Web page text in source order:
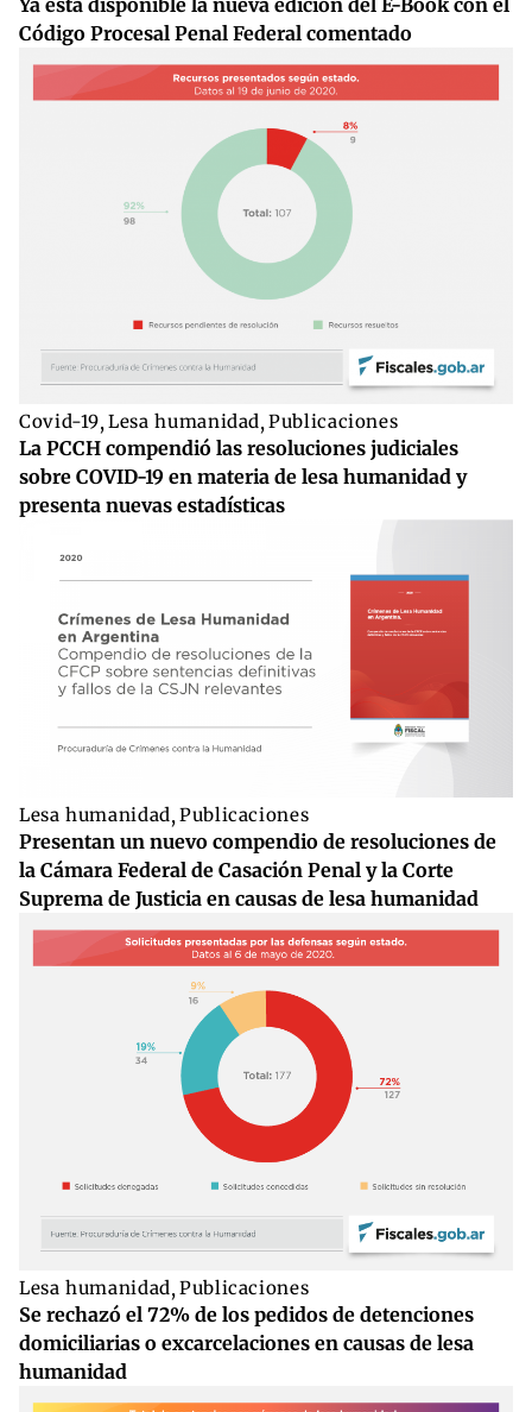
Ya está disponible la nueva edición del E-Book con el
Código Procesal Penal Federal comentado
Covid-19,Lesa humanidad,Publicaciones
La PCCH compendió las resoluciones judiciales
sobre COVID-19 en materia de lesa humanidad y
presenta nuevas estadísticas
Lesa humanidad,Publicaciones
Presentan un nuevo compendio de resoluciones de
la Cámara Federal de Casación Penal y la Corte
Suprema de Justicia en causas de lesa humanidad
Lesa humanidad, Publicaciones
Se rechazó el 72% de los pedidos de detenciones
domiciliarias o excarcelaciones en causas de lesa
humanidad